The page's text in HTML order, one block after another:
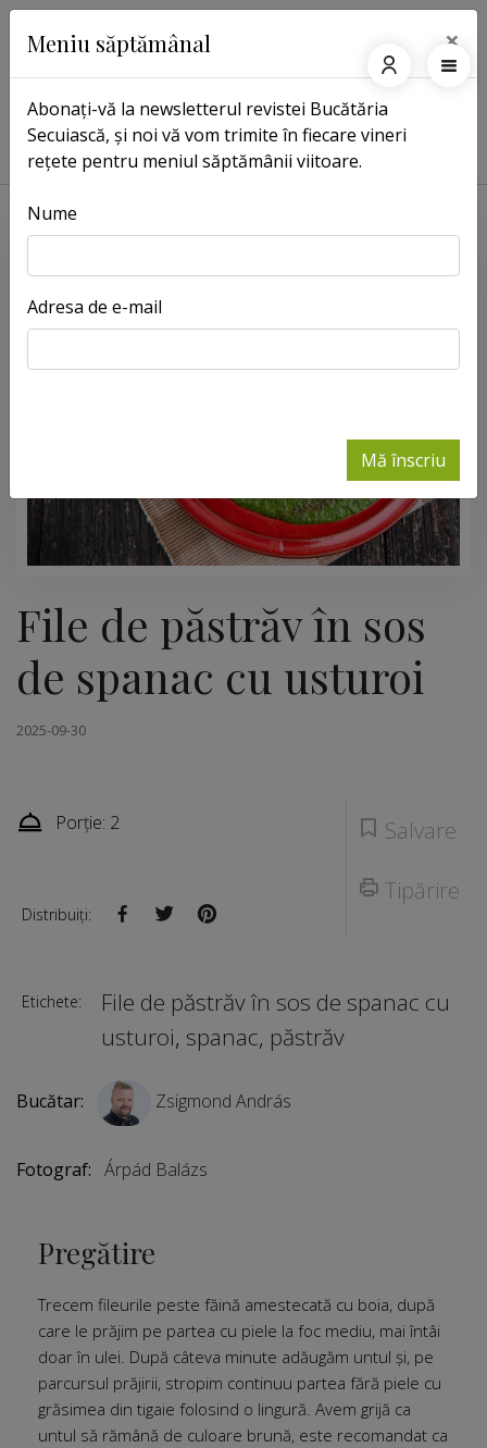
Pagina principală Rețete File de păstrăv în sos de spanac cu usturoi
File de păstrăv în sos
de spanac cu usturoi
2025-09-30
Salvare
Tipărire
Porție: 2
Distribuiți:
Etichete:
File de păstrăv în sos de spanac cu
usturoi, spanac, păstrăv
Bucătar: Zsigmond András
Fotograf: Árpád Balázs
Pregătire
Trecem fileurile peste făină amestecată cu boia, după
care le prăjim pe partea cu piele la foc mediu, mai întâi
doar în ulei. După câteva minute adăugăm untul și, pe
parcursul prăjirii, stropim continuu partea fără piele cu
grăsimea din tigaie folosind o lingură. Avem grijă ca
untul să rămână de culoare brună, este recomandat ca
Meniu săptămânal ×
Abonați-vă la newsletterul revistei Bucătăria
Secuiască, și noi vă vom trimite în fiecare vineri
rețete pentru meniul săptămânii viitoare.
Nume
Adresa de e-mail
Mă înscriu